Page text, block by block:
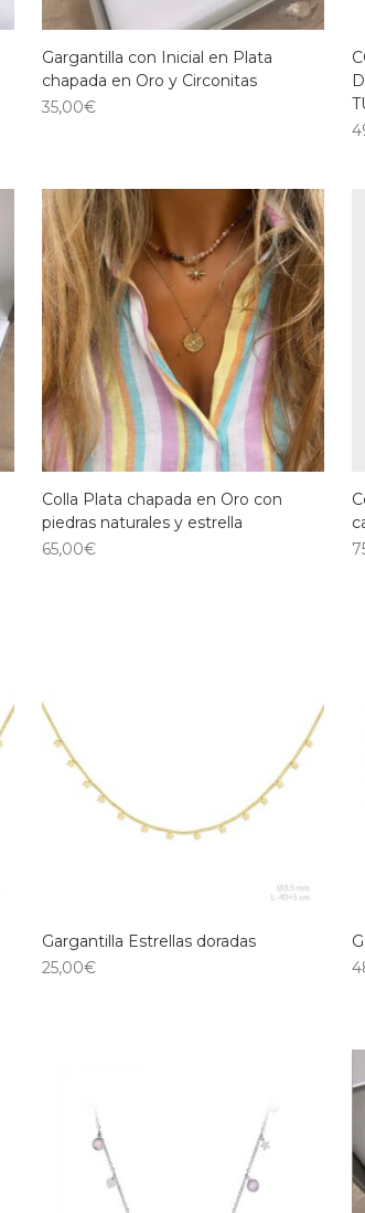
Gargantilla con Inicial en Plata
chapada en Oro y Circonitas
35,00€
Colla Plata chapada en Oro con
piedras naturales y estrella
65,00€
Gargantilla Estrellas doradas
25,00€